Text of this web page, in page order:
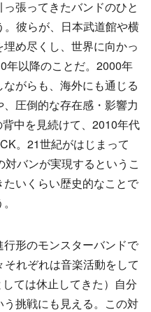
張ってきたバンドのひと
彼らが、日本武道館や横
め尽くし、世界に向かっ
年以降のことだ。2000年
がらも、海外にも通じる
圧倒的な存在感・影響力
中を見続けて、2010年代
。21世紀がはじまって
バンが実現するというこ
いくらい歴史的なことで
形のモンスターバンドで
れぞれは音楽活動をして
ては休止してきた）自分
挑戦にも見える。この対